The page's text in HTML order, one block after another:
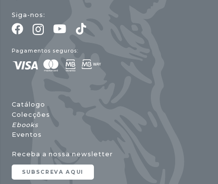
Siga-nos:
Pagamentos seguros:
Catálogo
Colecções
Ebooks
Eventos
Receba a nossa newsletter
SUBSCREVA AQUI